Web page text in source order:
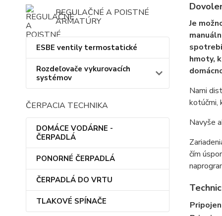
REGULAČNÉ A POISTNÉ
ARMATÚRY
ESBE ventily termostatické
Rozdeľovače vykurovacích
systémov
ČERPACIA TECHNIKA
DOMÁCE VODÁRNE -
ČERPADLÁ
PONORNÉ ČERPADLÁ
ČERPADLÁ DO VRTU
TLAKOVÉ SPÍNAČE
Je
hmoty,
Nami
kotúčmi,
Navyše
čím